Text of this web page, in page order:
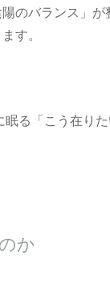
のバランス」が
す。
る「こう在り
か